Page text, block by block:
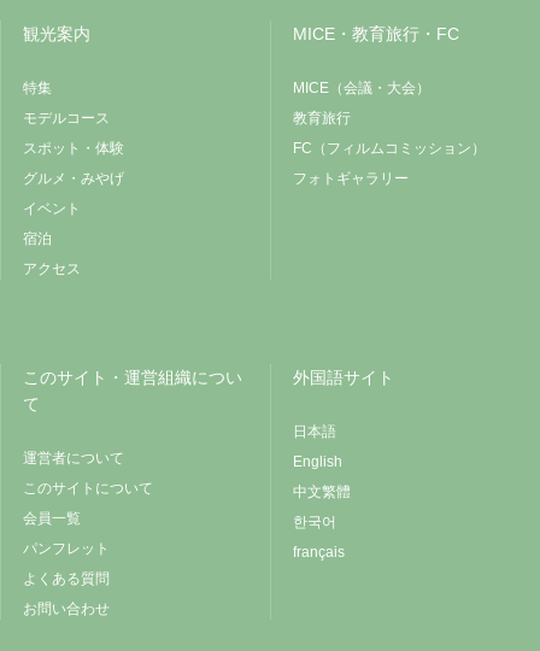
観光案内
特集
モデルコース
スポット・体験
グルメ・みやげ
イベント
宿泊
アクセス
MICE・教育旅行・FC
MICE（会議・大会）
教育旅行
FC（フィルムコミッション）
フォトギャラリー
このサイト・運営組織につい
て
運営者について
このサイトについて
会員一覧
パンフレット
よくある質問
お問い合わせ
外国語サイト
日本語
English
中文繁體
한국어
français